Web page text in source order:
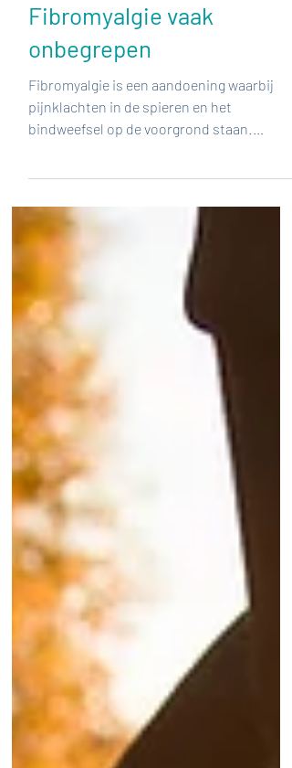
21 sep 2022 3 minuten om te lezen
Fibromyalgie vaak
onbegrepen
Fibromyalgie is een aandoening waarbij
bindweefsel op de voorgrond staan.